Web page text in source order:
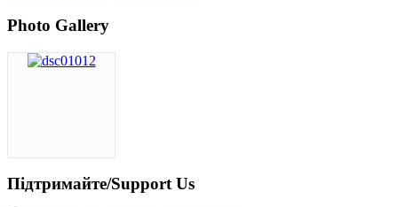
Photo Gallery
Підтримайте/Support Us